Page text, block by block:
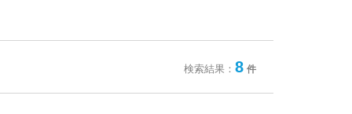
検索結果： 8 件